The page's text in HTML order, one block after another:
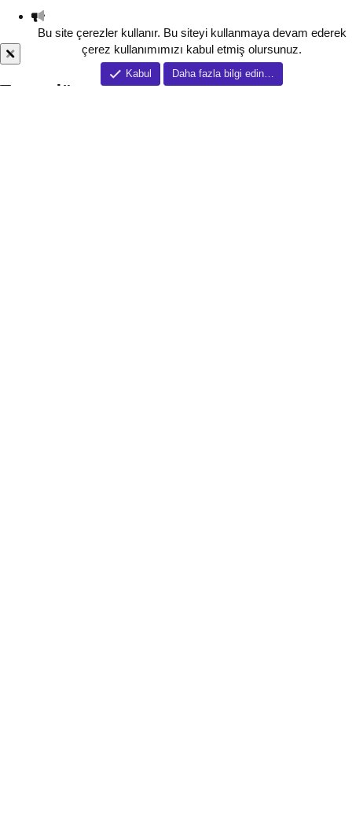
Tema düzenleyici
Bu site çerezler kullanır. Bu siteyi kullanmaya devam ederek
çerez kullanımımızı kabul etmiş olursunuz.
Kabul Daha fazla bilgi edin…